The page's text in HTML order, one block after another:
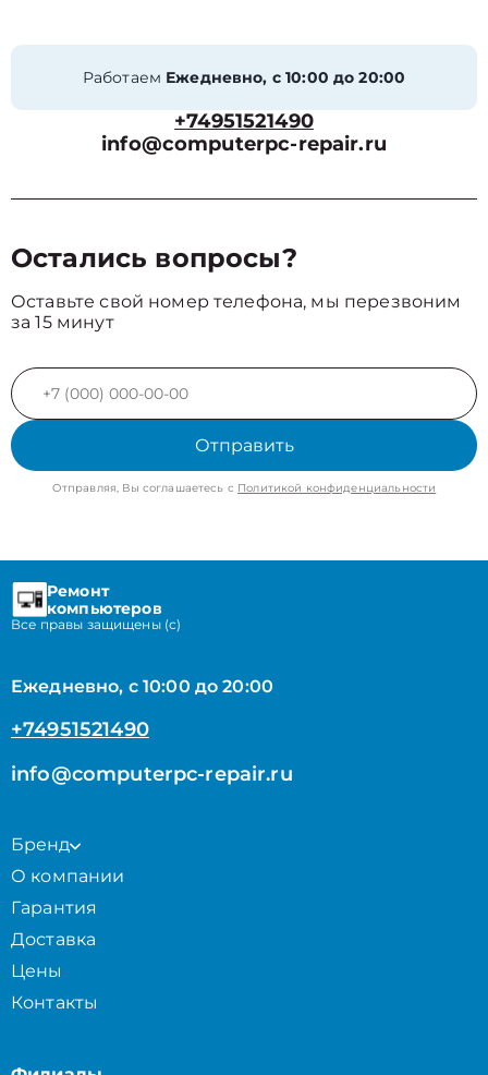
Работаем Ежедневно, с 10:00 до 20:00
+74951521490
info@computerpc-repair.ru
Остались вопросы?
Оставьте свой номер телефона, мы перезвоним
за 15 минут
Отправить
Отправляя, Вы соглашаетесь с Политикой конфиденциальности
Ремонт
компьютеров
Все правы защищены (с)
Ежедневно, с 10:00 до 20:00
+74951521490
info@computerpc-repair.ru
Бренд
О компании
Гарантия
Доставка
Цены
Контакты